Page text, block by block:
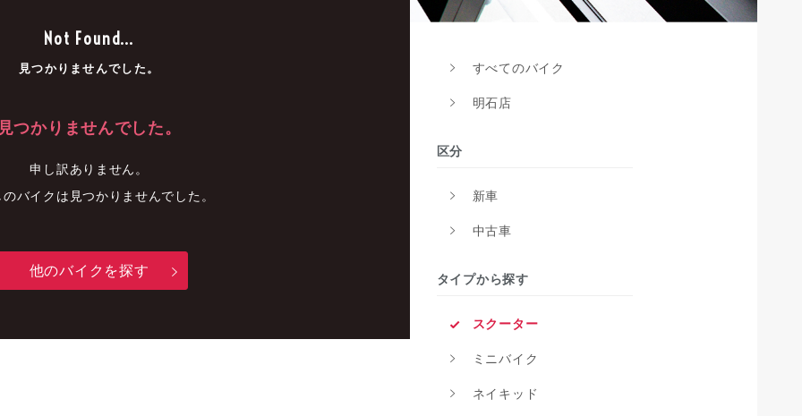
Not Found...
見つかりませんでした。
見つかりませんでした。
申し訳ありません。
バイクは見つかりませんでした。
他のバイクを探す
すべてのバイク
明石店
区分
新車
中古車
タイプから探す
スクーター
ミニバイク
ネイキッド
中古車